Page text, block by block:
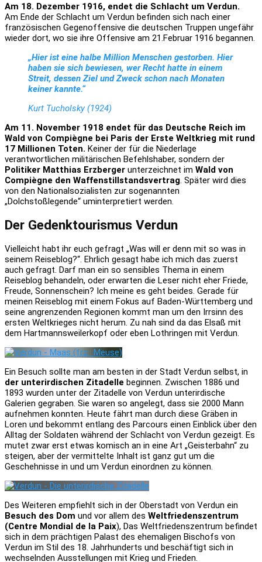
Am 18. Dezember 1916, endet die Schlacht um Verdun.
Am Ende der Schlacht um Verdun befinden sich nach einer
französischen Gegenoffensive die deutschen Truppen ungefähr
wieder dort, wo sie ihre Offensive am 21.Februar 1916 begannen.
„Hier ist eine halbe Million Menschen gestorben. Hier
haben sie sich bewiesen, wer Recht hatte in einem
Streit, dessen Ziel und Zweck schon nach Monaten
keiner kannte.“
Kurt Tucholsky (1924)
Am 11. November 1918 endet für das Deutsche Reich im
Wald von Compiègne bei Paris der Erste Weltkrieg mit rund
17 Millionen Toten. Keiner der für die Niederlage
verantwortlichen militärischen Befehlshaber, sondern der
Politiker Matthias Erzberger unterzeichnet im Wald von
Compiègne den Waffenstillstandsvertrag. Später wird dies
von den Nationalsozialisten zur sogenannten
„Dolchstoßlegende“ uminterpretiert werden.
Der Gedenktourismus Verdun
Vielleicht habt ihr euch gefragt „Was will er denn mit so was in
seinem Reiseblog?“. Ehrlich gesagt habe ich mich das zuerst
auch gefragt. Darf man ein so sensibles Thema in einem
Reiseblog behandeln, oder erwarten die Leser nicht eher Friede,
Freude, Sonnenschein? Ich meine es geht beides. Gerade für
meinen Reiseblog mit einem Fokus auf Baden-Württemberg und
seine angrenzenden Regionen kommt man um den Irrsinn des
ersten Weltkrieges nicht herum. Zu nah sind da das Elsaß mit
dem Hartmannsweilerkopf oder eben Lothringen mit Verdun.
Ein Besuch sollte man am besten in der Stadt Verdun selbst, in
der unterirdischen Zitadelle beginnen. Zwischen 1886 und
1893 wurden unter der Zitadelle von Verdun unterirdische
Galerien gegraben. Sie waren so angelegt, dass sie 2000 Mann
aufnehmen konnten. Heute fährt man durch diese Gräben in
Loren und bekommt entlang des Parcours einen Einblick über den
Alltag der Soldaten während der Schlacht von Verdun gezeigt. Es
mutet zwar erst etwas komisch an in eine Art „Geisterbahn“ zu
steigen, aber der vermittelte Inhalt ist ganz gut um die
Geschehnisse in und um Verdun einordnen zu können.
Des Weiteren empfiehlt sich in der Oberstadt von Verdun ein
Besuch des Dom und vor allem des Weltfriedenszentrum
(Centre Mondial de la Paix), Das Weltfriedenszentrum befindet
sich in dem prächtigen Palast des ehemaligen Bischofs von
Verdun im Stil des 18. Jahrhunderts und beschäftigt sich in
wechselnden Ausstellungen mit Krieg und Frieden.